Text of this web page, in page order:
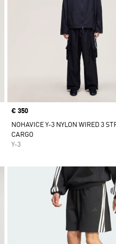
Price
€ 350
NOHAVICE Y-3 NYLON WIRED 3
CARGO
Y-3
Pridať do zoznamu želaných